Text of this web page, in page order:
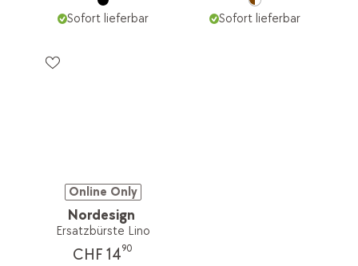
Sofort lieferbar Sofort lieferbar
Online Only
Nordesign
Ersatzbürste Lino
CHF 1490